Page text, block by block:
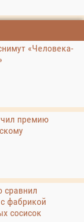
«Человека-
премию
сравнил
фабрикой
сосисок